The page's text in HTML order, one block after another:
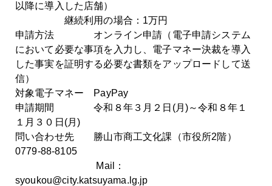
以降に導入した店舗）
継続利用の場合：1万円
申請方法 オンライン申請（電子申請システム
において必要な事項を入力し、電子マネー決裁を導入
した事実を証明する必要な書類をアップロードして送
信）
対象電子マネー PayPay
申請期間 令和８年３月２日(月)～令和８年１
１月３０日(月)
問い合わせ先 勝山市商工文化課（市役所2階）
0779-88-8105
Mail：
syoukou@city.katsuyama.lg.jp